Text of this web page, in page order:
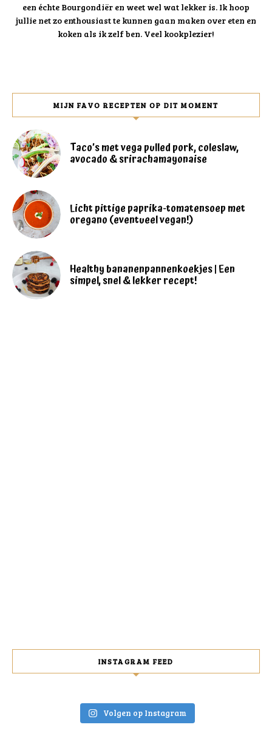
een échte Bourgondiër en weet wel wat lekker is. Ik hoop
jullie net zo enthousiast te kunnen gaan maken over eten en
koken als ik zelf ben. Veel kookplezier!
MIJN FAVO RECEPTEN OP DIT MOMENT
Taco’s met vega pulled pork, coleslaw,
avocado & srirachamayonaise
Licht pittige paprika-tomatensoep met
oregano (eventueel vegan!)
Healthy bananenpannenkoekjes | Een
simpel, snel & lekker recept!
INSTAGRAM FEED
Volgen op Instagram